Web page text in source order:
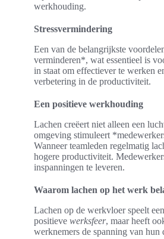
werkhouding.
Stressvermindering
Een van de belangrijkste
verminderen*, wat essentieel is
in staat om effectiever te werken
verbetering in de productiviteit.
Een positieve werkhouding
Lachen creëert niet alleen een
omgeving stimuleert
Wanneer teamleden regelmatig
hogere productiviteit.
inspanningen te leveren.
Waarom lachen op het werk
Lachen op de werkvloer speelt
positieve werksfeer, maar heeft
werknemers de spanning van hun